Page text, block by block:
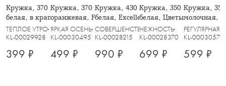
Кружка, 370 мл, 2 шт, керамика,
белая, в крапинку, Scanno
ТЕПЛОЕ УТРО
KL-00029928
399 ₽
Кружка, 370 мл, фарфор N,
оранжевая, Fall stories, Autumn
ЯРКАЯ ОСЕНЬ
KL-00030495
499 ₽
Кружка, 430 мл, 2 шт, фарфор F,
белая, Excellence
СОВЕРШЕНСТВО
KL-00028215
990 ₽
Кружка, 350 мл, 2 шт,
белая, Цветы и листья,
НЕЖНОСТЬ
KL-00028370
699 ₽
Кружка,
молочная,
РЕГУЛЯРНАЯ
KL-00030579
599 ₽